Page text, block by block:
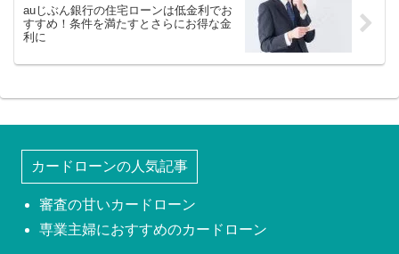
auじぶん銀行の住宅ローンは低金利でお
すすめ！条件を満たすとさらにお得な金
利に
カードローンの人気記事
審査の甘いカードローン
専業主婦におすすめのカードローン